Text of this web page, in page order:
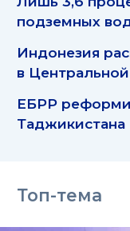
подземных
Индонезия
в
ЕБРР
Таджикистана
Топ-тема